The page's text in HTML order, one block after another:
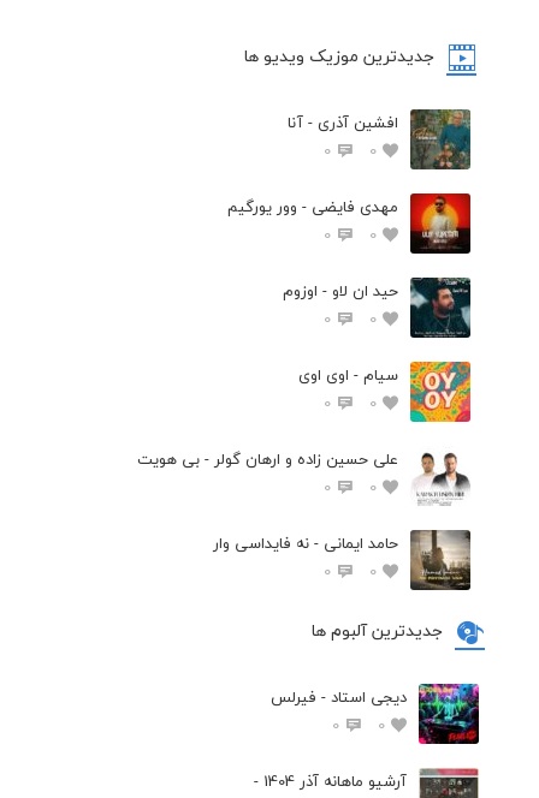
جدیدترین موزیک ویدیو ها
افشین آذری - آنا
0
0
مهدی فایضی - وور یورگیم
0
0
حید ان لاو - اوزوم
0
0
سیام - اوی اوی
0
0
علی حسین زاده و ارهان گولر - بی هویت
0
0
حامد ایمانی - نه فایداسی وار
0
0
جدیدترین آلبوم ها
دیجی استاد - فیرلس
0
0
آرشیو ماهانه آذر 1404 -